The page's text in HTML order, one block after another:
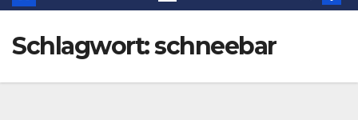
Schlagwort:schneebar